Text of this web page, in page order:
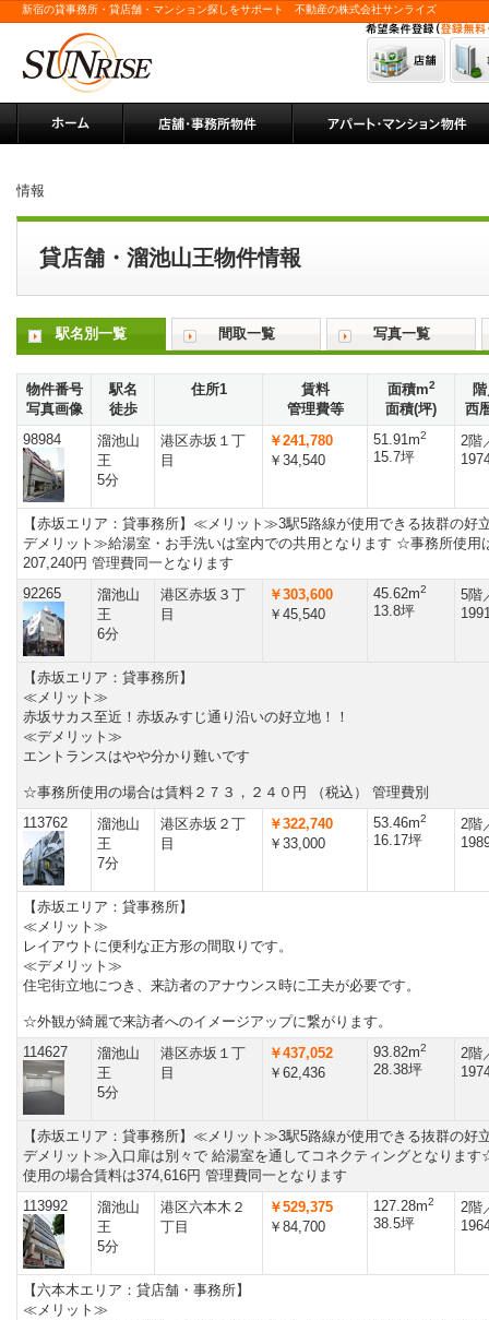
新宿の貸事務所・貸店舗・マンション探しをサポート 不動産の株式会社サンライズ
情報
貸店舗・溜池山王物件情報
駅名別一覧 間取一覧 写真一覧
物件番号
写真画像
駅名
徒歩
住所1
賃料
管理費等
面積m2
面積(坪)
西
98984
溜池山
王
5分
港区赤坂１丁
目
￥241,780
￥34,540
51.91m2
15.7坪
2階
【赤坂エリア：貸事務所】≪メリット≫3駅5路線が使用できる抜群の好
デメリット≫給湯室・お手洗いは室内での共用となります ☆事務所使用
207,240円 管理費同一となります
92265
溜池山
王
6分
港区赤坂３丁
目
￥303,600
￥45,540
45.62m2
13.8坪
5階
【赤坂エリア：貸事務所】
≪メリット≫
赤坂サカス至近！赤坂みすじ通り沿いの好立地！！
≪デメリット≫
エントランスはやや分かり難いです
☆事務所使用の場合は賃料２７３，２４０円 （税込） 管理費別
113762
溜池山
王
7分
港区赤坂２丁
目
￥322,740
￥33,000
53.46m2
16.17坪
2階
【赤坂エリア：貸事務所】
≪メリット≫
レイアウトに便利な正方形の間取りです。
≪デメリット≫
住宅街立地につき、来訪者のアナウンス時に工夫が必要です。
☆外観が綺麗で来訪者へのイメージアップに繋がります。
114627
溜池山
王
5分
港区赤坂１丁
目
￥437,052
￥62,436
93.82m2
28.38坪
2階
【赤坂エリア：貸事務所】≪メリット≫3駅5路線が使用できる抜群の好
デメリット≫入口扉は別々で 給湯室を通してコネクティングとなりま
使用の場合賃料は374,616円 管理費同一となります
113992
溜池山
王
5分
港区六本木２
丁目
￥529,375
￥84,700
127.28m2
38.5坪
2階
【六本木エリア：貸店舗・事務所】
≪メリット≫